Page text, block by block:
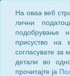
На оваа веб
лични
подобрување
присуство на
согласувате за
детали во
прочитајте ја